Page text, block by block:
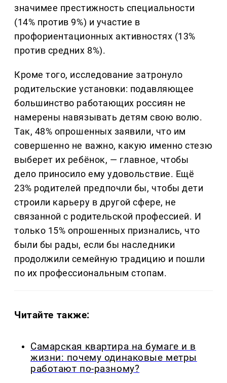
значимее престижность специальности
(14% против 9%) и участие в
профориентационных активностях (13%
против средних 8%).
Кроме того, исследование затронуло
родительские установки: подавляющее
большинство работающих россиян не
намерены навязывать детям свою волю.
Так, 48% опрошенных заявили, что им
совершенно не важно, какую именно стезю
выберет их ребёнок, — главное, чтобы
дело приносило ему удовольствие. Ещё
23% родителей предпочли бы, чтобы дети
строили карьеру в другой сфере, не
связанной с родительской профессией. И
только 15% опрошенных признались, что
были бы рады, если бы наследники
продолжили семейную традицию и пошли
по их профессиональным стопам.
Читайте также:
Самарская квартира на бумаге и в
жизни: почему одинаковые метры
работают по-разному?